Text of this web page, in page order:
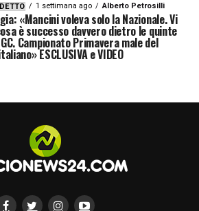
1 settimana ago Alberto Petrosilli
«Mancini voleva solo la Nazionale. Vi
è successo davvero dietro le quinte
Campionato Primavera male del
ESCLUSIVA e VIDEO